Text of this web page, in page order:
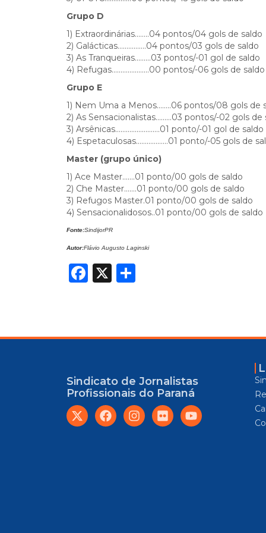
Grupo D
1) Extraordinárias……..04 pontos/04 gols de saldo
2) Galácticas…………….04 pontos/03 gols de saldo
3) As Tranqueiras………03 pontos/-01 gol de saldo
4) Refugas…………………00 pontos/-06 gols de saldo
Grupo E
1) Nem Uma a Menos……..06 pontos/08 gols de
2) As Sensacionalistas………03 pontos/-02 gols de
3) Arsênicas…………………….01 ponto/-01 gol de saldo
4) Espetaculosas………………01 ponto/-05 gols de
Master (grupo único)
1) Ace Master…….01 ponto/00 gols de saldo
2) Che Master…….01 ponto/00 gols de saldo
3) Refugos Master.01 ponto/00 gols de saldo
4) Sensacionalidosos..01 ponto/00 gols de saldo
Fonte:SindijorPR
Autor:Flávio Augusto Laginski
Facebook
X
Sindicato de Jornalistas
Profissionais do Paraná